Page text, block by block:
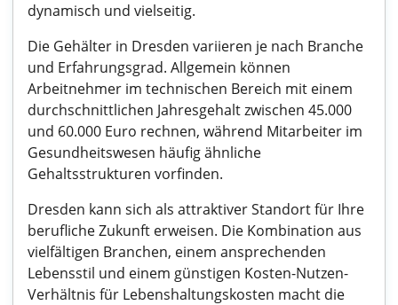
dynamisch und vielseitig.
Die Gehälter in Dresden variieren je nach Branche
und Erfahrungsgrad. Allgemein können
Arbeitnehmer im technischen Bereich mit einem
durchschnittlichen Jahresgehalt zwischen 45.000
und 60.000 Euro rechnen, während Mitarbeiter im
Gesundheitswesen häufig ähnliche
Gehaltsstrukturen vorfinden.
Dresden kann sich als attraktiver Standort für Ihre
berufliche Zukunft erweisen. Die Kombination aus
vielfältigen Branchen, einem ansprechenden
Lebensstil und einem günstigen Kosten-Nutzen-
Verhältnis für Lebenshaltungskosten macht die